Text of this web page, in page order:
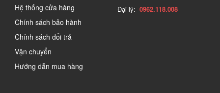
Hệ thống cửa hàng
Chính sách bảo hành
Chính sách đổi trả
Vận chuyển
Hướng dẫn mua hàng
Đại lý: 0962.118.008